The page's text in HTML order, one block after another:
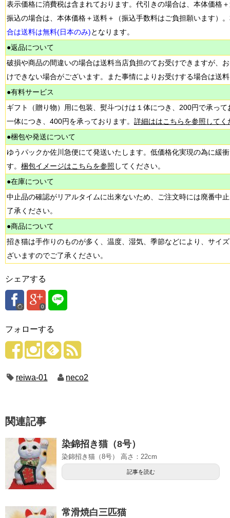
表示価格に消費税は含まれております。代引きの場合は、本体価格
振込の場合は、本体価格＋送料＋（振込手数料はご負担願います）
合は送料は無料(日本のみ) となります。
●返品について
破損や商品の間違いの場合は送料当店負担のてお受けできますが、
けできない場合がございます。また事情によりお受けする場合は送
●有料サービス
ギフト（贈り物）用に包装、熨斗つけは１体につき、200円で承っ
一体につき、400円を承っております。 詳細ははこちらを参照してく
●梱包や発送について
ゆうパックか佐川急便にて発送いたします。低価格化実現の為に緩
す。 梱包イメージはこちらを参照 してください。
●在庫について
中止品の確認がリアルタイムに出来ないため、ご注文時には廃番中
了承ください。
●商品について
招き猫は手作りのものが多く、温度、湿気、季節などにより、サイ
ざいますのでご了承ください。
シェアする
0
フォローする
reiwa-01 neco2
関連記事
染錦招き猫（8号）
染錦招き猫（8号） 高さ：22cm
記事を読む
常滑焼白三匹猫